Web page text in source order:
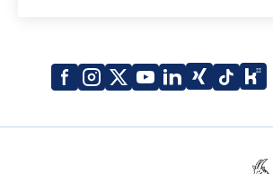
Facebook
Instagram
X
YouTube
LinkedIn
Xing